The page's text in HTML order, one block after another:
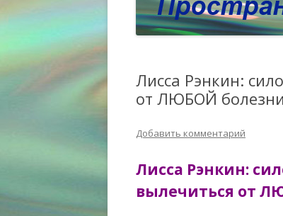
Лисса Рэнкин:
от ЛЮБОЙ
Добавить комментарий
Лисса Рэнкин:
вылечиться от